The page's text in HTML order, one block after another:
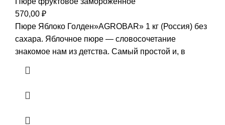
570,00 ₽
Пюре Яблоко Голден»AGROBAR» 1 кг (Россия) без
сахара. Яблочное пюре — словосочетание
знакомое нам из детства. Самый простой и, в